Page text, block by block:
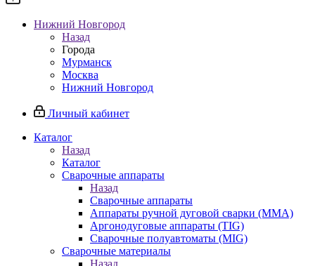
Нижний Новгород
Назад
Города
Мурманск
Москва
Нижний Новгород
Личный кабинет
Каталог
Назад
Каталог
Сварочные аппараты
Назад
Сварочные аппараты
Аппараты ручной дуговой сварки (MMA)
Аргонодуговые аппараты (TIG)
Сварочные полуавтоматы (MIG)
Сварочные материалы
Назад